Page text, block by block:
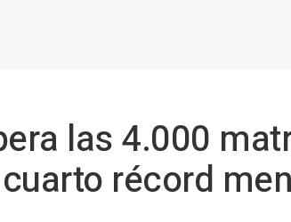
las 4.000
récord